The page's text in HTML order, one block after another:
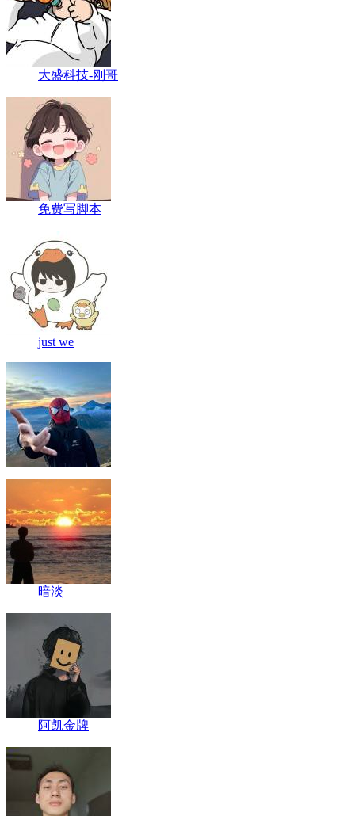
大盛科技-刚哥
免费写脚本
just we
暗淡
阿凯金牌